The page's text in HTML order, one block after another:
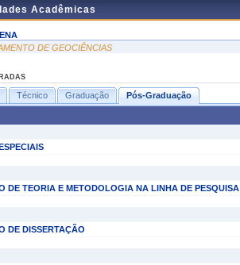
Acadêmicas
DE GEOCIÊNCIAS
Técnico Graduação Pós-Graduação
DE TEORIA E METODOLOGIA NA LINHA DE PESQUISA
DE DISSERTAÇÃO